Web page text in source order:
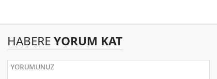
HABERE YORUM KAT